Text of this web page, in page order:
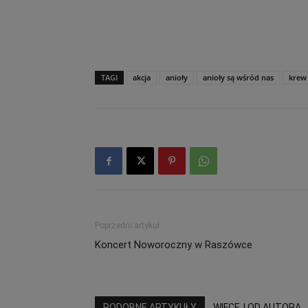
TAGI akcja anioły anioły są wśród nas krew
Poprzedni artykuł
Koncert Noworoczny w Raszówce